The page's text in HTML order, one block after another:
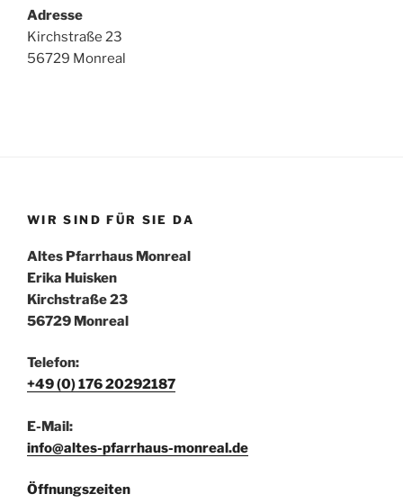
Adresse
Kirchstraße 23
56729 Monreal
WIR SIND FÜR SIE DA
Altes Pfarrhaus Monreal
Erika Huisken
Kirchstraße 23
56729 Monreal
Telefon:
+49 (0) 176 20292187
E-Mail:
info@altes-pfarrhaus-monreal.de
Öffnungszeiten